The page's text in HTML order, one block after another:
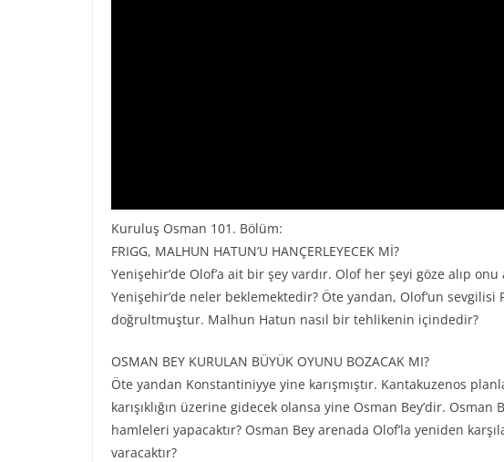
Kuruluş Osman 101. Bölüm:
FRIGG, MALHUN HATUN’U HANÇERLEYECEK Mİ?
Yenişehir’de Olof’a ait bir şey vardır. Olof her şeyi göze alıp
Yenişehir’de neler beklemektedir? Öte yandan, Olof’un
doğrultmuştur. Malhun Hatun nasıl bir tehlikenin içindedir?
OSMAN BEY KURULAN BÜYÜK OYUNU BOZACAK MI?
Öte yandan Konstantiniyye yine karışmıştır. Kantakuzenos
karışıklığın üzerine gidecek olansa yine Osman Bey’dir.
hamleleri yapacaktır? Osman Bey arenada Olof’la yeniden
varacaktır?